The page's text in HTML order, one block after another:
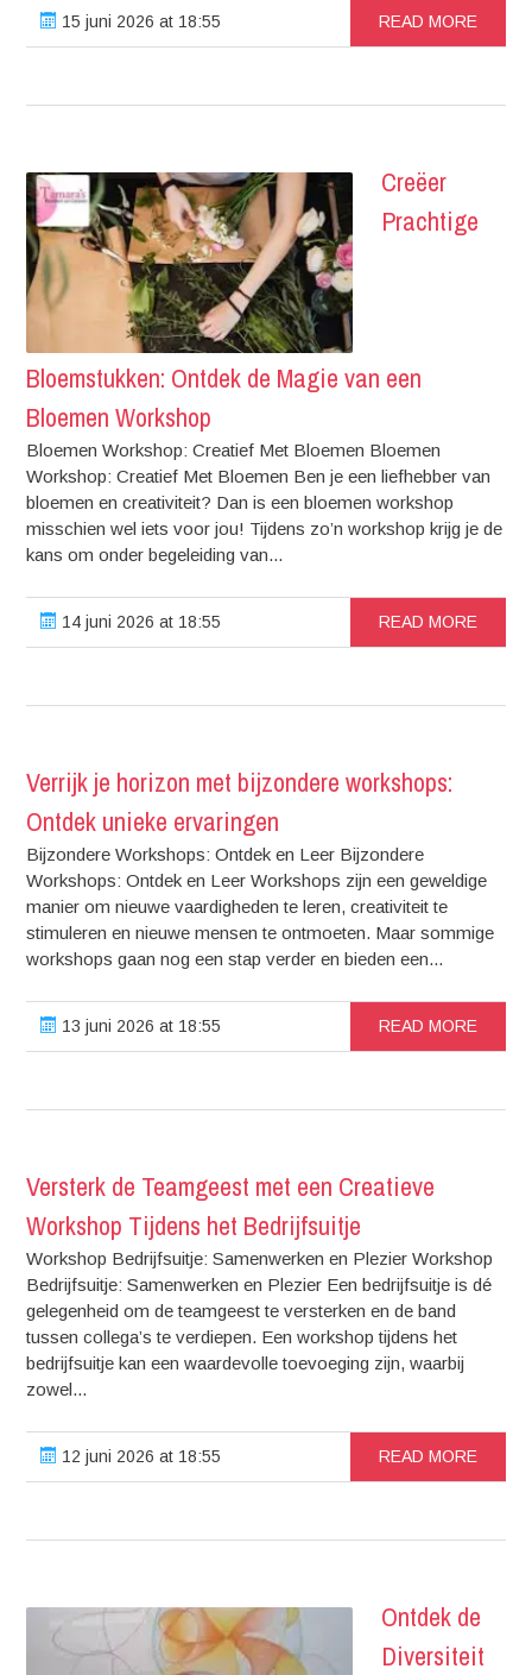
15 juni 2026 at 18:55 READ MORE
Creëer
Prachtige
Bloemstukken: Ontdek de Magie van een
Bloemen Workshop
Bloemen Workshop: Creatief Met Bloemen Bloemen
Workshop: Creatief Met Bloemen Ben je een liefhebber van
bloemen en creativiteit? Dan is een bloemen workshop
misschien wel iets voor jou! Tijdens zo’n workshop krijg je de
kans om onder begeleiding van...
14 juni 2026 at 18:55 READ MORE
Verrijk je horizon met bijzondere workshops:
Ontdek unieke ervaringen
Bijzondere Workshops: Ontdek en Leer Bijzondere
Workshops: Ontdek en Leer Workshops zijn een geweldige
manier om nieuwe vaardigheden te leren, creativiteit te
stimuleren en nieuwe mensen te ontmoeten. Maar sommige
workshops gaan nog een stap verder en bieden een...
13 juni 2026 at 18:55 READ MORE
Versterk de Teamgeest met een Creatieve
Workshop Tijdens het Bedrijfsuitje
Workshop Bedrijfsuitje: Samenwerken en Plezier Workshop
Bedrijfsuitje: Samenwerken en Plezier Een bedrijfsuitje is dé
gelegenheid om de teamgeest te versterken en de band
tussen collega’s te verdiepen. Een workshop tijdens het
bedrijfsuitje kan een waardevolle toevoeging zijn, waarbij
zowel...
12 juni 2026 at 18:55 READ MORE
Ontdek de
Diversiteit